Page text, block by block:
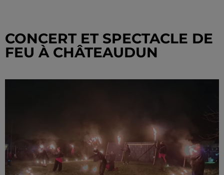
CONCERT ET SPECTACLE DE
FEU À CHÂTEAUDUN